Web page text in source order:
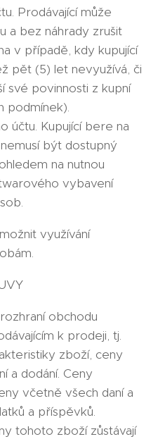
Prodávající může
a bez náhrady zrušit
v případě, kdy kupující
pět (5) let nevyužívá, či
své povinnosti z kupní
podmínek).
účtu. Kupující bere na
být dostupný
na nutnou
vybavení
využívání
obchodu
k prodeji, tj.
zboží, ceny
a dodání. Ceny
včetně všech daní a
a příspěvků.
tohoto zboží zůstávají